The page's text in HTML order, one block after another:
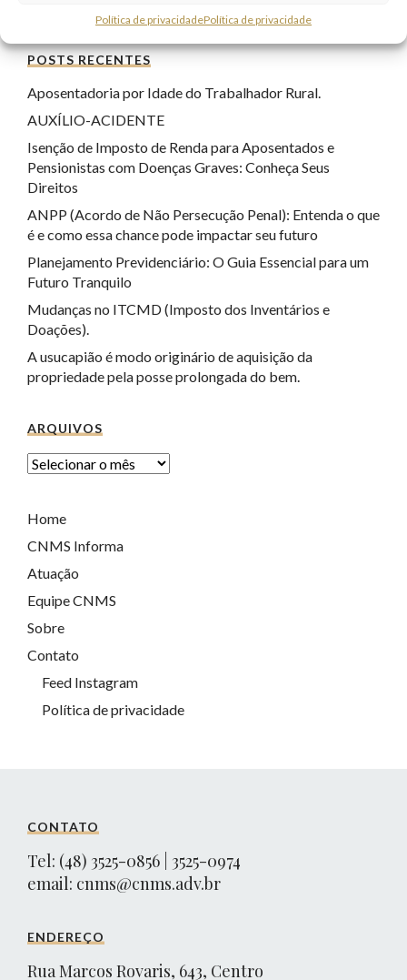
Política de privacidadePolítica de privacidade
POSTS RECENTES
Aposentadoria por Idade do Trabalhador Rural.
AUXÍLIO-ACIDENTE
Isenção de Imposto de Renda para Aposentados e
Pensionistas com Doenças Graves: Conheça Seus
Direitos
ANPP (Acordo de Não Persecução Penal): Entenda o que
é e como essa chance pode impactar seu futuro
Planejamento Previdenciário: O Guia Essencial para um
Futuro Tranquilo
Mudanças no ITCMD (Imposto dos Inventários e
Doações).
A usucapião é modo originário de aquisição da
propriedade pela posse prolongada do bem.
ARQUIVOS
Home
CNMS Informa
Atuação
Equipe CNMS
Sobre
Contato
Feed Instagram
Política de privacidade
CONTATO
Tel: (48) 3525-0856 | 3525-0974
email: cnms@cnms.adv.br
ENDEREÇO
Rua Marcos Rovaris, 643, Centro